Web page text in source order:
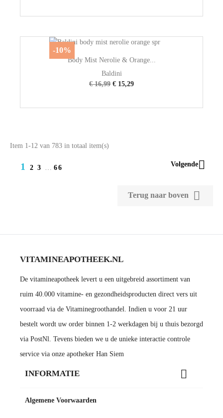
Body Mist Nerolie & Orange...
Baldini
€ 16,99 € 15,29
-10%
Item 1-12 van 783 in totaal item(s)
1 2 3 66 Volgende
Terug naar boven 
VITAMINEAPOTHEEK.NL
De vitamineapotheek levert u een uitgebreid assortiment van
ruim 40.000 vitamine- en gezondheidsproducten direct vers uit
voorraad via de Vitaminegroothandel. Indien u voor 21 uur
bestelt wordt uw order binnen 1-2 werkdagen bij u thuis bezorgd
via PostNl. Tevens bieden we u de unieke interactie controle
service via onze apotheker Han Siem
INFORMATIE 
Algemene Voorwaarden